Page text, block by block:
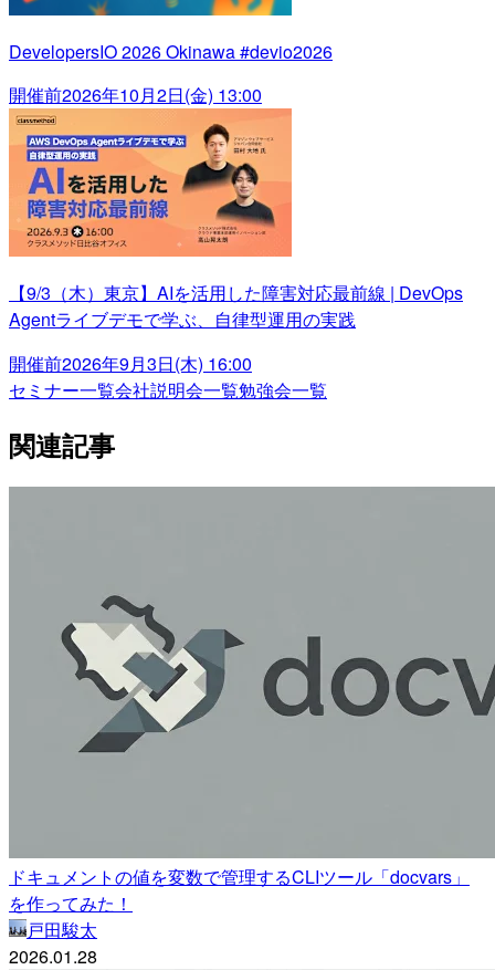
DevelopersIO 2026 Okinawa #devio2026
開催前2026年10月2日(金) 13:00
【9/3（木）東京】AIを活用した障害対応最前線 | DevOps
Agentライブデモで学ぶ、自律型運用の実践
開催前2026年9月3日(木) 16:00
セミナー一覧会社説明会一覧勉強会一覧
関連記事
ドキュメントの値を変数で管理するCLIツール「docvars」
を作ってみた！
戸田駿太
2026.01.28